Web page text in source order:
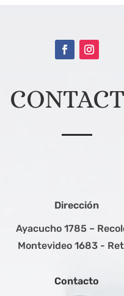
Dirección
Ayacucho 1785 –
Montevideo 1683 -
Contacto